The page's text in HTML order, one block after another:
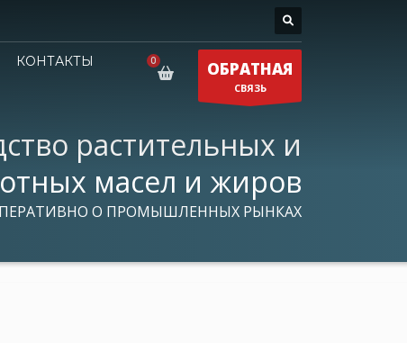
КОНТАКТЫ
ОБРАТНАЯ
СВЯЗЬ
растительных и
масел и жиров
О ПРОМЫШЛЕННЫХ РЫНКАХ